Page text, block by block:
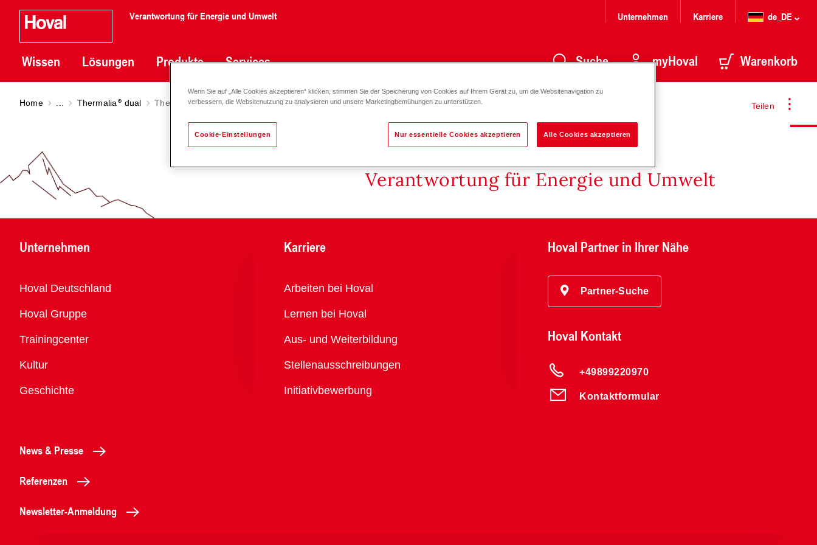
Verantwortung für Energie und Umwelt
Wissen Lösungen Produkte Services
Unternehmen Karriere de_DE
Suche myHoval Warenkorb
Teilen
Home Thermalia dual Thermalia dual R (55-140)
Verantwortung für Energie und Umwelt
Unternehmen
Übersicht
Hoval Deutschland
Hoval Gruppe
Trainingcenter
Kultur
Geschichte
Karriere
Übersicht
Arbeiten bei Hoval
Lernen bei Hoval
Aus- und Weiterbildung
Stellenausschreibungen
Initiativbewerbung
Hoval Partner in Ihrer Nähe
Partner-Suche
Hoval Kontakt
+49899220970
Kontaktformular
News & Presse
Referenzen
Newsletter-Anmeldung
Wenn Sie auf „Alle Cookies akzeptieren“ klicken, stimmen Sie der Speicherung von Cookies auf Ihrem Gerät zu, um die Websitenavigation zu
verbessern, die Websitenutzung zu analysieren und unsere Marketingbemühungen zu unterstützen.
Cookie-Einstellungen Nur essentielle Cookies akzeptieren Alle Cookies akzeptieren